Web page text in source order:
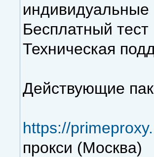
индивидуальные
Бесплатный
Техническая
Действующие
https://
прокси (Москва)